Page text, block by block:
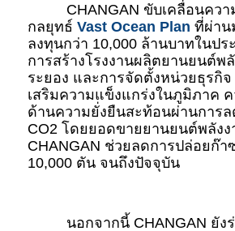
CHANGAN ขับเคลื่อนคว
กลยุทธ์ Vast Ocean Plan ที่ผ่าน
ลงทุนกว่า 10,000 ล้านบาทในปร
การสร้างโรงงานผลิตยานยนต์พ
ระยอง และการจัดตั้งหน่วยธุรกิจ
เสริมความแข็งแกร่งในภูมิภาค
ด้านความยั่งยืนสะท้อนผ่านการล
CO2 โดยยอดขายยานยนต์พลังง
CHANGAN ช่วยลดการปล่อยก๊า
10,000 ตัน จนถึงปัจจุบัน
นอกจากนี้ CHANGAN ยัง